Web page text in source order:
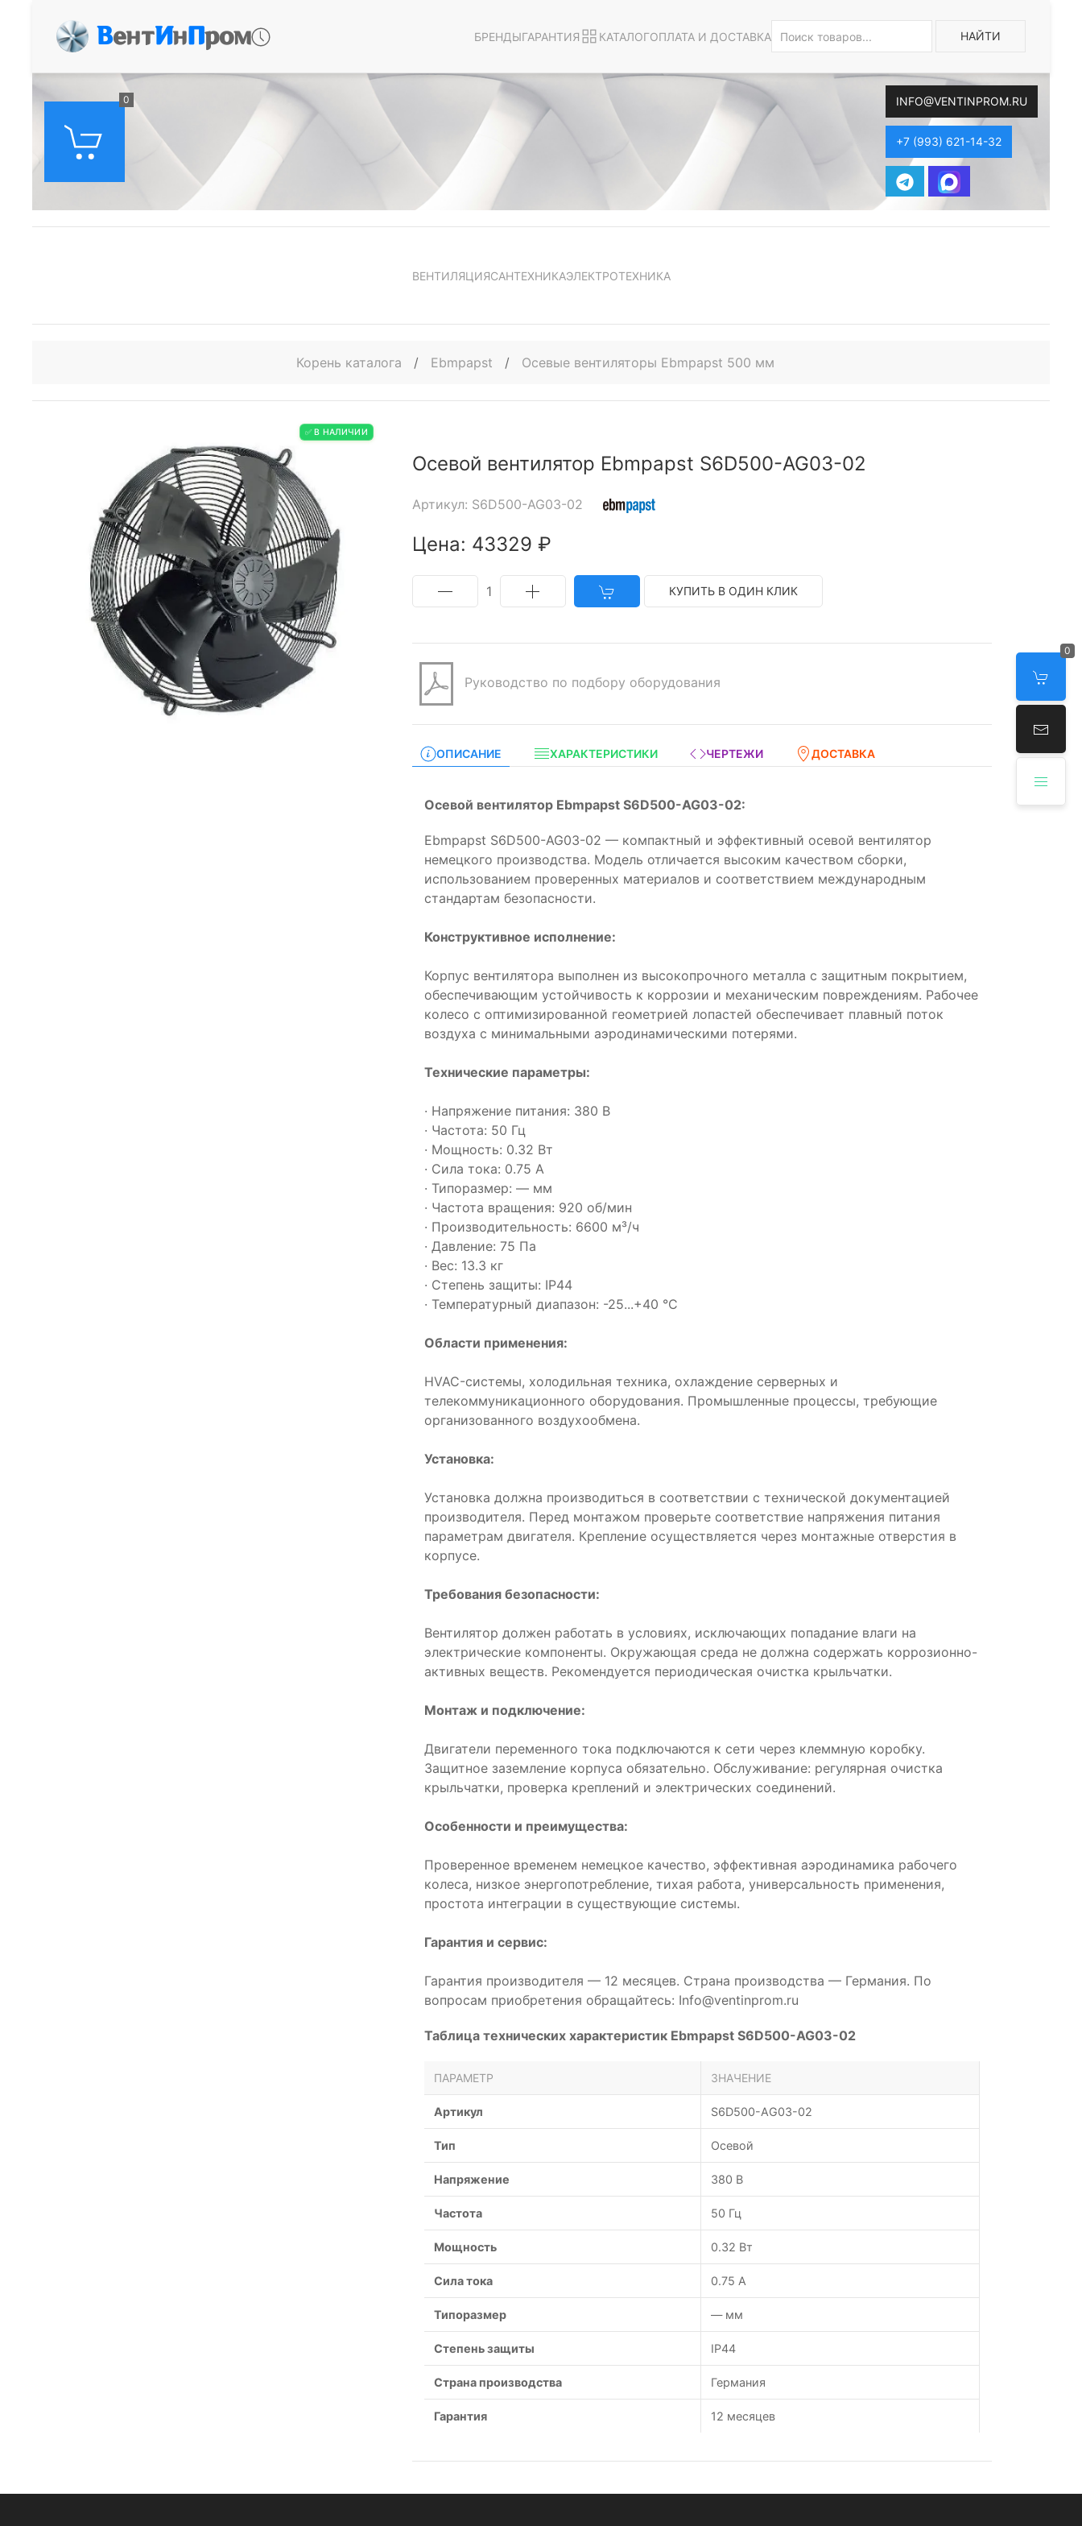
ВентИнПром БРЕНДЫГАРАНТИЯ КАТАЛОГОПЛАТА И ДОСТАВКА НАЙТИ
0 INFO@VENTINPROM.RU
+7 (993) 621-14-32
0
ВЕНТИЛЯЦИЯСАНТЕХНИКАЭЛЕКТРОТЕХНИКА
Корень каталога / Ebmpapst / Осевые вентиляторы Ebmpapst 500 мм
✅ В НАЛИЧИИ
Осевой вентилятор Ebmpapst S6D500-AG03-02
Артикул: S6D500-AG03-02
Цена: 43329 ₽
1 КУПИТЬ В ОДИН КЛИК
Руководство по подбору оборудования
ОПИСАНИЕ ХАРАКТЕРИСТИКИ ЧЕРТЕЖИ ДОСТАВКА
Осевой вентилятор Ebmpapst S6D500-AG03-02:
Ebmpapst S6D500-AG03-02 — компактный и эффективный осевой вентилятор
немецкого производства. Модель отличается высоким качеством сборки,
использованием проверенных материалов и соответствием международным
стандартам безопасности.
Конструктивное исполнение:
Корпус вентилятора выполнен из высокопрочного металла с защитным покрытием,
обеспечивающим устойчивость к коррозии и механическим повреждениям. Рабочее
колесо с оптимизированной геометрией лопастей обеспечивает плавный поток
воздуха с минимальными аэродинамическими потерями.
Технические параметры:
· Напряжение питания: 380 В
· Частота: 50 Гц
· Мощность: 0.32 Вт
· Сила тока: 0.75 А
· Типоразмер: — мм
· Частота вращения: 920 об/мин
· Производительность: 6600 м³/ч
· Давление: 75 Па
· Вес: 13.3 кг
· Степень защиты: IP44
· Температурный диапазон: -25...+40 °C
Области применения:
HVAC-системы, холодильная техника, охлаждение серверных и
телекоммуникационного оборудования. Промышленные процессы, требующие
организованного воздухообмена.
Установка:
Установка должна производиться в соответствии с технической документацией
производителя. Перед монтажом проверьте соответствие напряжения питания
параметрам двигателя. Крепление осуществляется через монтажные отверстия в
корпусе.
Требования безопасности:
Вентилятор должен работать в условиях, исключающих попадание влаги на
электрические компоненты. Окружающая среда не должна содержать коррозионно-
активных веществ. Рекомендуется периодическая очистка крыльчатки.
Монтаж и подключение:
Двигатели переменного тока подключаются к сети через клеммную коробку.
Защитное заземление корпуса обязательно. Обслуживание: регулярная очистка
крыльчатки, проверка креплений и электрических соединений.
Особенности и преимущества:
Проверенное временем немецкое качество, эффективная аэродинамика рабочего
колеса, низкое энергопотребление, тихая работа, универсальность применения,
простота интеграции в существующие системы.
Гарантия и сервис:
Гарантия производителя — 12 месяцев. Страна производства — Германия. По
вопросам приобретения обращайтесь: Info@ventinprom.ru
Таблица технических характеристик Ebmpapst S6D500-AG03-02
ПАРАМЕТР ЗНАЧЕНИЕ
Артикул S6D500-AG03-02
Тип Осевой
Напряжение 380 В
Частота 50 Гц
Мощность 0.32 Вт
Сила тока 0.75 А
Типоразмер — мм
Степень защиты IP44
Страна производства Германия
Гарантия 12 месяцев